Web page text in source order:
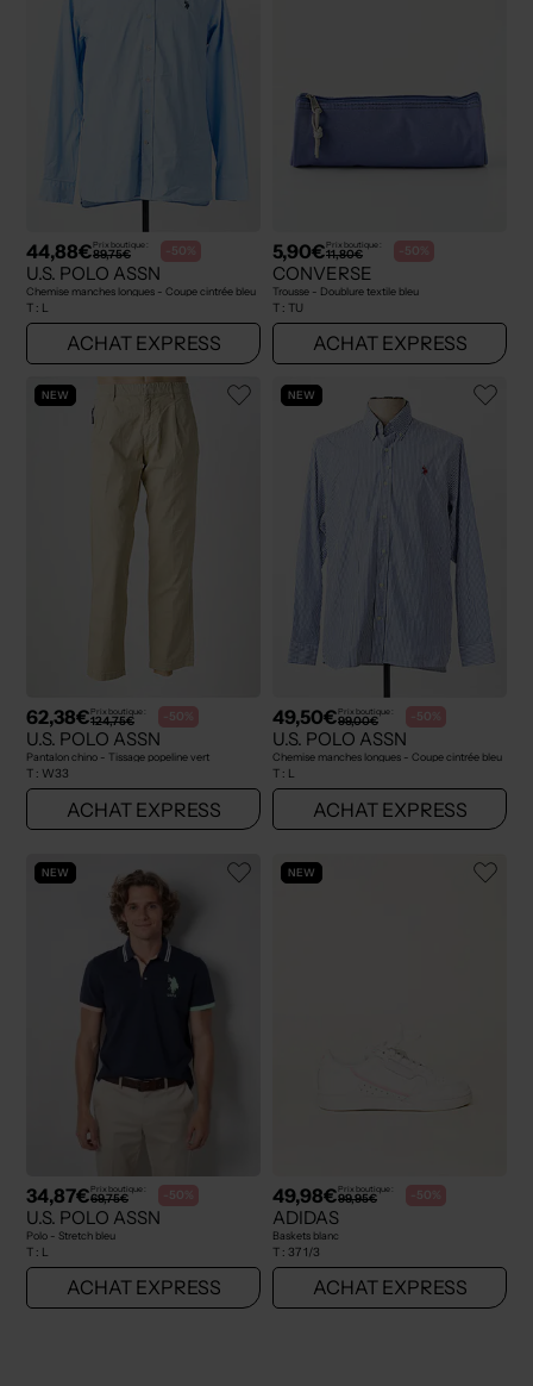
44,88€Prix boutique :
89,75€ -50%
U.S. POLO ASSN
Chemise manches longues - Coupe cintrée bleu
T : L
ACHAT EXPRESS
5,90€Prix boutique :
11,80€ -50%
CONVERSE
Trousse - Doublure textile bleu
T : TU
ACHAT EXPRESS
NEW
62,38€Prix boutique :
124,75€ -50%
U.S. POLO ASSN
Pantalon chino - Tissage popeline vert
T : W33
ACHAT EXPRESS
NEW
49,50€Prix boutique :
99,00€ -50%
U.S. POLO ASSN
Chemise manches longues - Coupe cintrée bleu
T : L
ACHAT EXPRESS
NEW
34,87€Prix boutique :
69,75€ -50%
U.S. POLO ASSN
Polo - Stretch bleu
T : L
ACHAT EXPRESS
NEW
49,98€Prix boutique :
99,95€ -50%
ADIDAS
Baskets blanc
T : 37 1/3
ACHAT EXPRESS